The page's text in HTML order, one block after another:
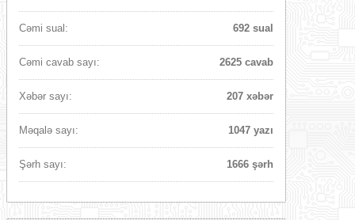
Cəmi sual: 692 sual
Cəmi cavab sayı: 2625 cavab
Xəbər sayı: 207 xəbər
Məqalə sayı: 1047 yazı
Şərh sayı: 1666 şərh